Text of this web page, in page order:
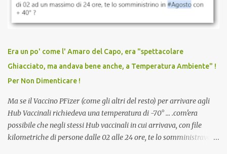
vaccinato, nessuno aveva prima cercato di farti sentire una
persona cattiva. Non avevamo mai visto un vaccino che minacci le
vaccino usato per minacciare i mezzi di sussistenza, il lavoro o la
scuola. Non avevamo mai visto un vaccino che permettesse a un
dodicenne di ignorare il consenso dei genitori. Dopo tutti i vaccini
che abbiamo elencato sopra...
Era un po' come l' Amaro del Capo, era "spettacolare
Ghiacciato, ma andava bene anche, a Temperatura Ambiente" !
Per Non Dimenticare !
Ma se il Vaccino PFizer (come gli altri del resto) per arrivare agli
Hub Vaccinali richiedeva una temperatura di -70° ... .com'era
possibile che negli stessi Hub vaccinali in cui arrivava, con file
kilometriche di persone dalle 02 alle 24 ore, te lo somministravano